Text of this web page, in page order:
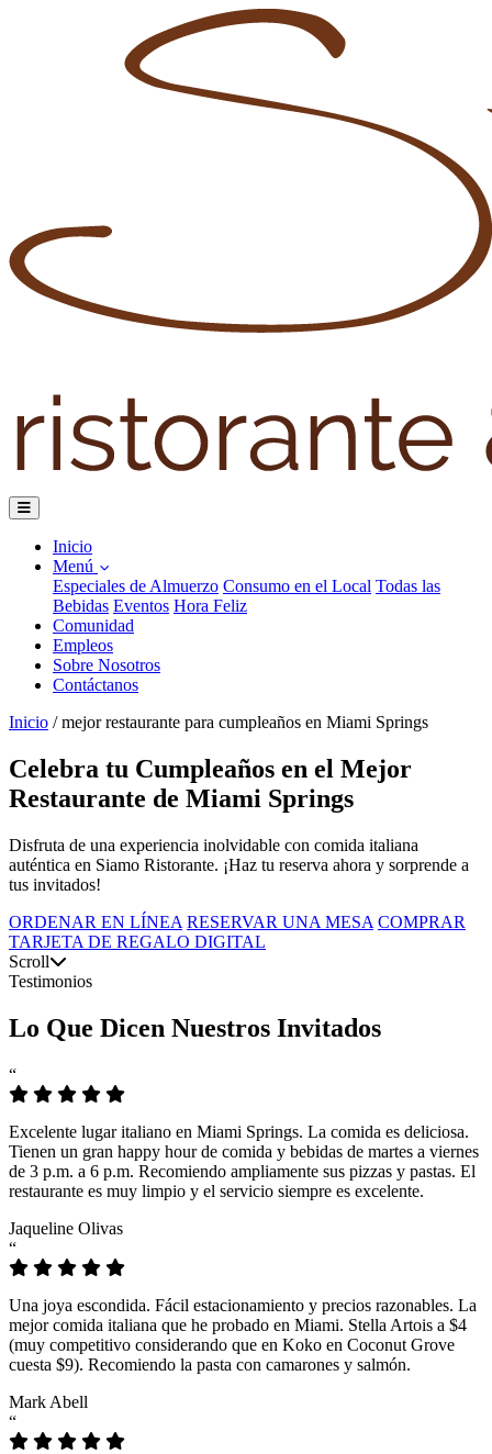
Inicio
Menú
Especiales de Almuerzo Consumo en el Local Todas las
Bebidas Eventos Hora Feliz
Comunidad
Empleos
Sobre Nosotros
Contáctanos
Inicio / mejor restaurante para cumpleaños en Miami Springs
Celebra tu Cumpleaños en el Mejor
Restaurante de Miami Springs
Disfruta de una experiencia inolvidable con comida italiana
auténtica en Siamo Ristorante. ¡Haz tu reserva ahora y sorprende a
tus invitados!
ORDENAR EN LÍNEA RESERVAR UNA MESA COMPRAR
TARJETA DE REGALO DIGITAL
Scroll
Testimonios
Lo Que Dicen Nuestros Invitados
“
Excelente lugar italiano en Miami Springs. La comida es deliciosa.
Tienen un gran happy hour de comida y bebidas de martes a viernes
de 3 p.m. a 6 p.m. Recomiendo ampliamente sus pizzas y pastas. El
restaurante es muy limpio y el servicio siempre es excelente.
Jaqueline Olivas
“
Una joya escondida. Fácil estacionamiento y precios razonables. La
mejor comida italiana que he probado en Miami. Stella Artois a $4
(muy competitivo considerando que en Koko en Coconut Grove
cuesta $9). Recomiendo la pasta con camarones y salmón.
Mark Abell
“